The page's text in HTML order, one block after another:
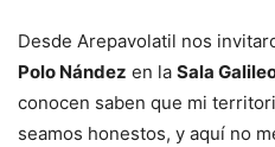
Desde Arepavolatil nos
Polo Nández en la Sala
conocen saben que mi
seamos honestos, y aquí no